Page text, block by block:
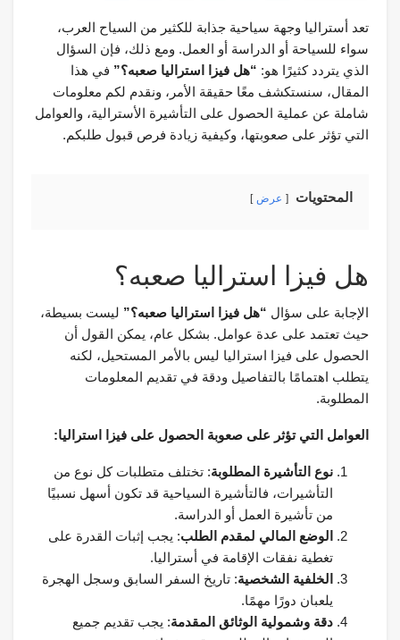
تعد أستراليا وجهة سياحية جذابة للكثير من السياح العرب،
سواء للسياحة أو الدراسة أو العمل. ومع ذلك، فإن السؤال
الذي يتردد كثيرًا هو: “هل فيزا استراليا صعبه؟” في هذا
المقال، سنستكشف معًا حقيقة الأمر، ونقدم لكم معلومات
شاملة عن عملية الحصول على التأشيرة الأسترالية، والعوامل
التي تؤثر على صعوبتها، وكيفية زيادة فرص قبول طلبكم.
المحتويات عرض
هل فيزا استراليا صعبه؟
الإجابة على سؤال “هل فيزا استراليا صعبه؟” ليست بسيطة،
حيث تعتمد على عدة عوامل. بشكل عام، يمكن القول أن
الحصول على فيزا استراليا ليس بالأمر المستحيل، لكنه
يتطلب اهتمامًا بالتفاصيل ودقة في تقديم المعلومات
المطلوبة.
العوامل التي تؤثر على صعوبة الحصول على فيزا استراليا:
نوع التأشيرة المطلوبة: تختلف متطلبات كل نوع من
التأشيرات، فالتأشيرة السياحية قد تكون أسهل نسبيًا
من تأشيرة العمل أو الدراسة.
الوضع المالي لمقدم الطلب: يجب إثبات القدرة على
تغطية نفقات الإقامة في أستراليا.
الخلفية الشخصية: تاريخ السفر السابق وسجل الهجرة
يلعبان دورًا مهمًا.
دقة وشمولية الوثائق المقدمة: يجب تقديم جميع